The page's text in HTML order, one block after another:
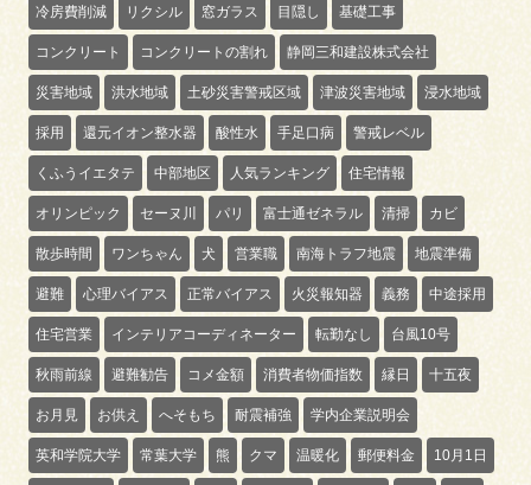
冷房費削減 リクシル 窓ガラス 目隠し 基礎工事
コンクリート コンクリートの割れ 静岡三和建設株式会社
災害地域 洪水地域 土砂災害警戒区域 津波災害地域 浸水地域
採用 還元イオン整水器 酸性水 手足口病 警戒レベル
くふうイエタテ 中部地区 人気ランキング 住宅情報
オリンピック セーヌ川 パリ 富士通ゼネラル 清掃 カビ
散歩時間 ワンちゃん 犬 営業職 南海トラフ地震 地震準備
避難 心理バイアス 正常バイアス 火災報知器 義務 中途採用
住宅営業 インテリアコーディネーター 転勤なし 台風10号
秋雨前線 避難勧告 コメ金額 消費者物価指数 縁日 十五夜
お月見 お供え へそもち 耐震補強 学内企業説明会
英和学院大学 常葉大学 熊 クマ 温暖化 郵便料金 10月1日